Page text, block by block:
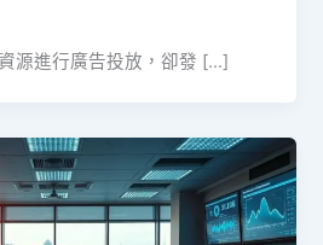
源進行廣告投放，卻發 […]